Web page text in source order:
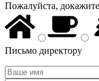
Пожалуйста,
Письмо директору